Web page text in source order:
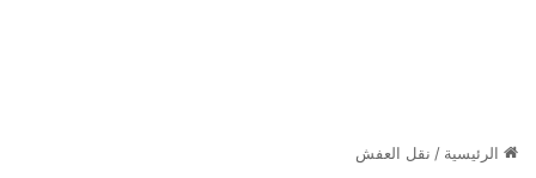
الرئيسية / نقل العفش